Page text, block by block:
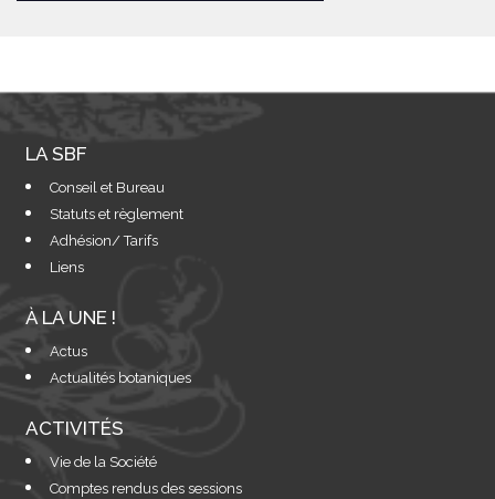
LA SBF
Conseil et Bureau
Statuts et règlement
Adhésion/ Tarifs
Liens
À LA UNE !
Actus
Actualités botaniques
ACTIVITÉS
Vie de la Société
Comptes rendus des sessions